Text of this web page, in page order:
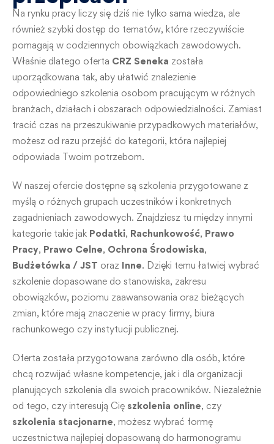
Na rynku pracy liczy się dziś nie tylko sama wiedza, ale
również szybki dostęp do tematów, które rzeczywiście
pomagają w codziennych obowiązkach zawodowych.
Właśnie dlatego oferta CRZ Seneka została
uporządkowana tak, aby ułatwić znalezienie
odpowiedniego szkolenia osobom pracującym w różnych
branżach, działach i obszarach odpowiedzialności. Zamiast
tracić czas na przeszukiwanie przypadkowych materiałów,
możesz od razu przejść do kategorii, która najlepiej
odpowiada Twoim potrzebom.
W naszej ofercie dostępne są szkolenia przygotowane z
myślą o różnych grupach uczestników i konkretnych
zagadnieniach zawodowych. Znajdziesz tu między innymi
kategorie takie jak Podatki, Rachunkowość, Prawo
Pracy, Prawo Celne, Ochrona Środowiska,
Budżetówka / JST oraz Inne. Dzięki temu łatwiej wybrać
szkolenie dopasowane do stanowiska, zakresu
obowiązków, poziomu zaawansowania oraz bieżących
zmian, które mają znaczenie w pracy firmy, biura
rachunkowego czy instytucji publicznej.
Oferta została przygotowana zarówno dla osób, które
chcą rozwijać własne kompetencje, jak i dla organizacji
planujących szkolenia dla swoich pracowników. Niezależnie
od tego, czy interesują Cię szkolenia online, czy
szkolenia stacjonarne, możesz wybrać formę
uczestnictwa najlepiej dopasowaną do harmonogramu